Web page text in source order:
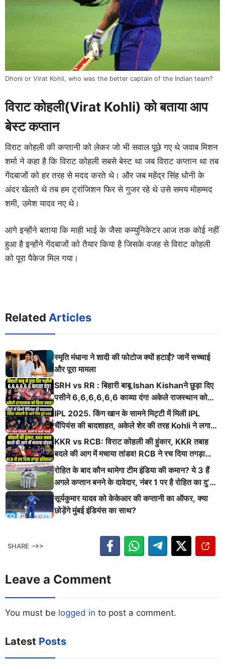
Dhoni or Virat Kohli, who was the better captain of the Indian team?
विराट कोहली(Virat Kohli) को बताया आप
बेस्ट कप्तान
विराट कोहली की कप्तानी को लेकर जो भी सवाल पूछे गए थे जवाब मिशन
शर्मा ने कहा है कि विराट कोहली सबसे बेस्ट था जब विराट कप्तान था तब
गेंदबाजों को हर तरह से मदद करते थे। और जब महेंद्र सिंह धोनी के
अंदर खेलते थे तब हम ट्रांजिशन फिर से गुजर रहे थे उसे समय मोहम्मद
शमी, उमेश यादव नए थे।
आगे इन्होंने बताया कि माही भाई के जैसा कम्युनिकेटर आज तक कोई नहीं
हुआ है इन्होंने गेंदबाजों को तैयार किया है जिसके वजह से विराट कोहली
को पूरा पैकेज मिल गया।
Related Articles
स्मृति मंधाना ने शादी की फोटोज क्यों हटाईं? जानें सच्चाई
और पूरा मामला
SRH vs RR : बिहारी बाबू Ishan Kishanने छुड़ा दिए
पसीने 6,6,6,6,6,6 काव्या दंग! अकेले राजस्थान को
किया तबाह!
IPL 2025. किंग खान के सामने मिट्टी में मिली IPL
चैंपियंस की बादशाहत, अकेले शेर की तरह Kohli ने लगाई
ऐसी दहाड़
KKR vs RCB: विराट कोहली की हुंकार, KKR तबाह
बदले की आग में मचाया तांडव! RCB ने रच दिया तगड़ा
इतिहास
रोहित के बाद कौन थामेगा टीम इंडिया की कमान? ये 3 हैं
अगले कप्तान बनने के दावेदार, नंबर 1 पर है रोहित का दु’
श्मन
सूर्यकुमार यादव को केकेआर की कप्तानी का ऑफर, क्या
छोड़ेंगे मुंबई इंडियंस का साथ?
SHARE -->>
Leave a Comment
You must be logged in to post a comment.
Latest Posts